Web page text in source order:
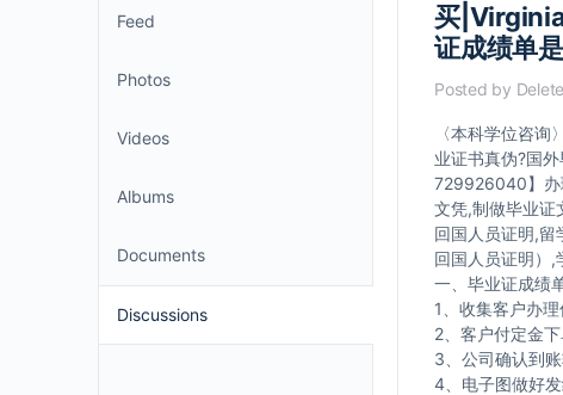
Feed
Photos
Videos
Albums
Documents
Discussions
买
证成绩单
Posted by
〈本科学位咨
业证书真伪?国
729926040】办
文凭,制做毕业证
回国人员证明,留
回国人员证明）,
一、毕业证成绩
1、收集客户办理
2、客户付定金下
3、公司确认到
4、电子图做好发